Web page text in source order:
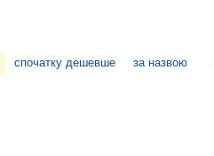
спочатку дешевше за назвою